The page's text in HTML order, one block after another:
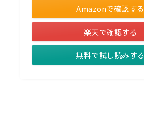
Amazonで確認する
楽天で確認する
無料で試し読みする